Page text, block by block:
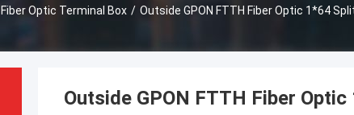
Fiber Optic Terminal Box / Outside GPON FTTH Fiber Optic 1*64
Outside GPON FTTH Fiber